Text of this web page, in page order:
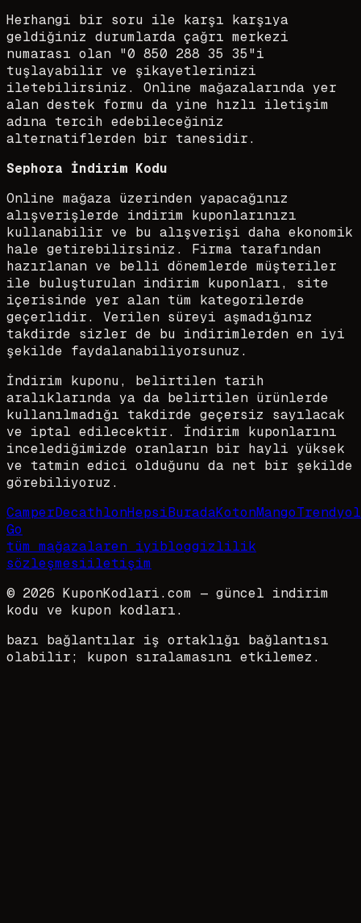
Herhangi bir soru ile karşı karşıya
geldiğiniz durumlarda çağrı merkezi
numarası olan "0 850 288 35 35"i
tuşlayabilir ve şikayetlerinizi
iletebilirsiniz. Online mağazalarında yer
alan destek formu da yine hızlı iletişim
adına tercih edebileceğiniz
alternatiflerden bir tanesidir.
Sephora İndirim Kodu
Online mağaza üzerinden yapacağınız
alışverişlerde indirim kuponlarınızı
kullanabilir ve bu alışverişi daha ekonomik
hale getirebilirsiniz. Firma tarafından
hazırlanan ve belli dönemlerde müşteriler
ile buluşturulan indirim kuponları, site
içerisinde yer alan tüm kategorilerde
geçerlidir. Verilen süreyi aşmadığınız
takdirde sizler de bu indirimlerden en iyi
şekilde faydalanabiliyorsunuz.
İndirim kuponu, belirtilen tarih
aralıklarında ya da belirtilen ürünlerde
kullanılmadığı takdirde geçersiz sayılacak
ve iptal edilecektir. İndirim kuponlarını
incelediğimizde oranların bir hayli yüksek
ve tatmin edici olduğunu da net bir şekilde
görebiliyoruz.
CamperDecathlonHepsiBuradaKotonMangoTrendyol
Go
tüm mağazalaren iyibloggizlilik
sözleşmesiiletişim
© 2026 KuponKodlari.com — güncel indirim
kodu ve kupon kodları.
bazı bağlantılar iş ortaklığı bağlantısı
olabilir; kupon sıralamasını etkilemez.